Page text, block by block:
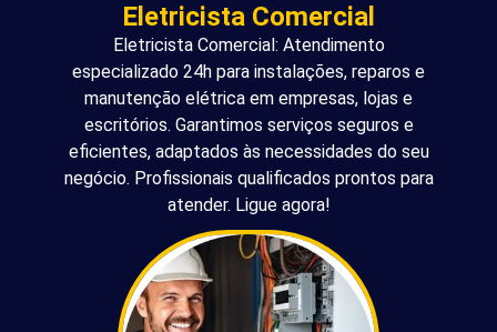
Eletricista Comercial
Eletricista Comercial: Atendimento
especializado 24h para instalações, reparos e
manutenção elétrica em empresas, lojas e
escritórios. Garantimos serviços seguros e
eficientes, adaptados às necessidades do seu
negócio. Profissionais qualificados prontos para
atender. Ligue agora!